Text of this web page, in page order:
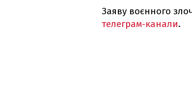
Заяву воєнного
телеграм-канали.